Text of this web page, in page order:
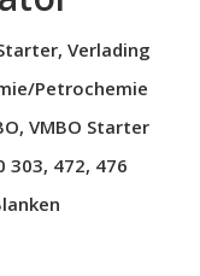
, Verlading
Petrochemie
, VMBO Starter
303, 472, 476